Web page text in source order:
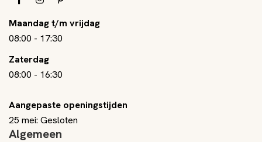
Maandag t/m vrijdag
08:00 - 17:30
Zaterdag
08:00 - 16:30
Aangepaste openingstijden
25 mei: Gesloten
Algemeen